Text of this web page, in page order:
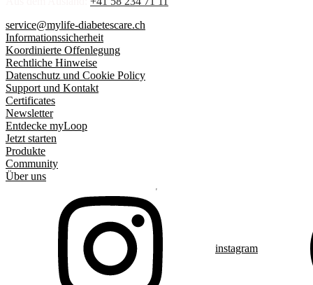
service@mylife-diabetescare.ch
Informationssicherheit
Koordinierte Offenlegung
Rechtliche Hinweise
Datenschutz und Cookie Policy
Support und Kontakt
Certificates
Newsletter
Entdecke myLoop
Jetzt starten
Produkte
Community
Über uns
instagram